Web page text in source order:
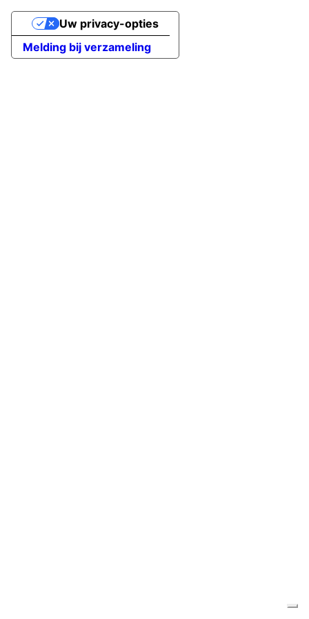
Melding bij verzameling
Uw privacy-opties